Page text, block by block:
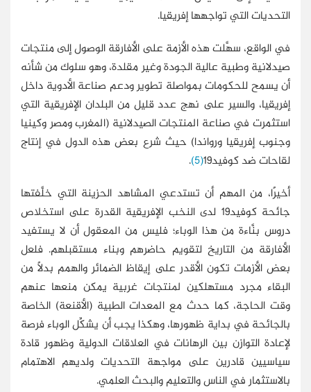
التحديات التي تواجهها إفريقيا.
في الواقع، سهَّلت هذه الأزمة على الأفارقة الوصول إلى منتجات
صيدلانية وطبية عالية الجودة وغير مقلدة، وهو سلوك من شأنه
أن يسمح للحكومات بمواصلة تطوير ودعم صناعة الأدوية داخل
إفريقيا، والسير على نهج عدد قليل من البلدان الإفريقية التي
استثمرت في صناعة المنتجات الصيدلانية (المغرب ومصر وكينيا
وجنوب إفريقيا ورواندا) حيث شرع بعض هذه الدول في إنتاج
لقاحات ضد كوفيد19 (5)
.
أخيرًا، من المهم أن تستدعي المشاهد الحزينة التي خلَّفتها
جائحة كوفيد19 لدى النخب الإفريقية القدرة على استخلاص
دروس بنَّاءة من هذا الوباء؛ فليس من المعقول أن لا يستفيد
الأفارقة من التاريخ لتقويم حاضرهم وبناء مستقبلهم. فلعل
بعض الأزمات تكون الأقدر على إيقاظ الضمائر والهمم بدلًا من
البقاء مجرد مستهلكين لمنتجات غربية يمكن منعها عنهم
وقت الحاجة، كما حدث مع المعدات الطبية (الأقنعة) الخاصة
بالجائحة في بداية ظهورها، وهكذا يجب أن يشكِّل الوباء فرصة
لإعادة التوازن بين الرهانات في العلاقات الدولية وظهور قادة
سياسيين قادرين على مواجهة التحديات ولديهم الاهتمام
بالاستثمار في الناس والتعليم والبحث العلمي.